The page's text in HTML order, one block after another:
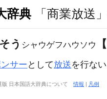
辞典 「商業放送
う シャウゲフハウソウ
サーとして放送 を行な
版 日本国語大辞典について情報 | 凡例